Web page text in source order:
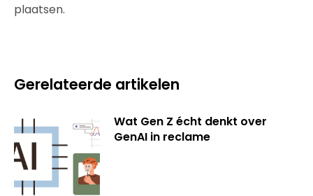
plaatsen.
Gerelateerde artikelen
Wat Gen Z écht denkt over
GenAI in reclame